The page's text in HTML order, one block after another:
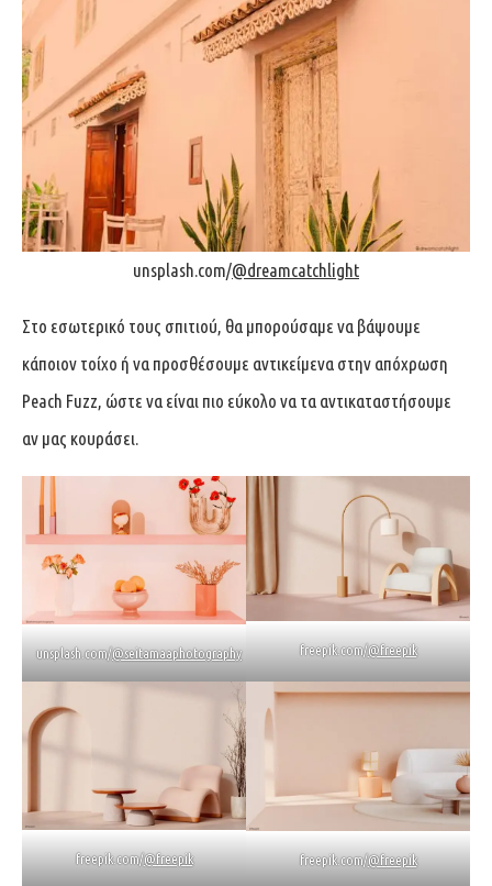
unsplash.com/@dreamcatchlight
Στο εσωτερικό τους σπιτιού, θα μπορούσαμε να βάψουμε
κάποιον τοίχο ή να προσθέσουμε αντικείμενα στην απόχρωση
Peach Fuzz, ώστε να είναι πιο εύκολο να τα αντικαταστήσουμε
αν μας κουράσει.
unsplash.com/@seitamaaphotography freepik.com/@freepik
freepik.com/@freepik freepik.com/@freepik